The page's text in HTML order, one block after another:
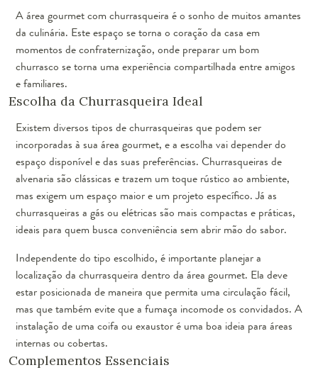
A área gourmet com churrasqueira é o sonho de muitos amantes
da culinária. Este espaço se torna o coração da casa em
momentos de confraternização, onde preparar um bom
churrasco se torna uma experiência compartilhada entre amigos
e familiares.
Escolha da Churrasqueira Ideal
Existem diversos tipos de churrasqueiras que podem ser
incorporadas à sua área gourmet, e a escolha vai depender do
espaço disponível e das suas preferências. Churrasqueiras de
alvenaria são clássicas e trazem um toque rústico ao ambiente,
mas exigem um espaço maior e um projeto específico. Já as
churrasqueiras a gás ou elétricas são mais compactas e práticas,
ideais para quem busca conveniência sem abrir mão do sabor.
Independente do tipo escolhido, é importante planejar a
localização da churrasqueira dentro da área gourmet. Ela deve
estar posicionada de maneira que permita uma circulação fácil,
mas que também evite que a fumaça incomode os convidados. A
instalação de uma coifa ou exaustor é uma boa ideia para áreas
internas ou cobertas.
Complementos Essenciais